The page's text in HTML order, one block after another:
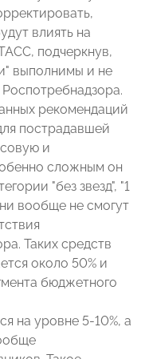
влиять на
подчеркнув,
выполнимы и не
рекомендаций
пострадавшей
и
сложным он
"без звезд", "1
вообще не смогут
Таких средств
около 50% и
бюджетного
на уровне 5-10%, а